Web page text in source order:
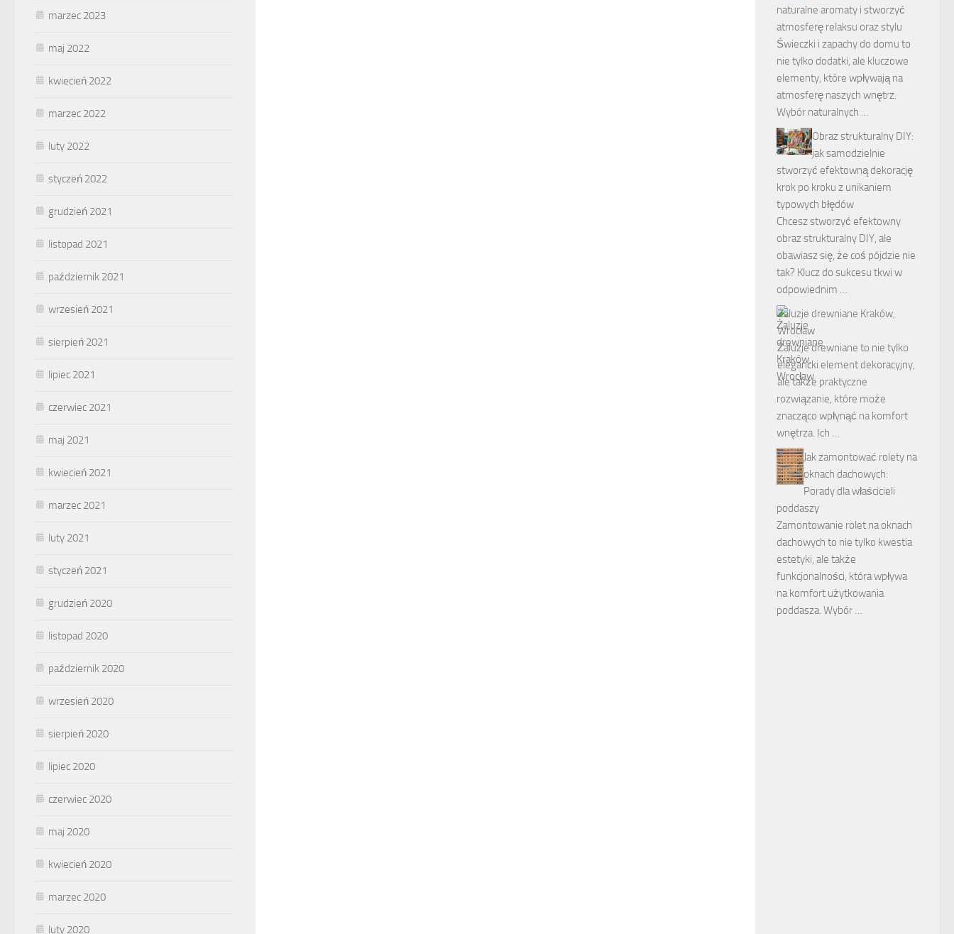
marzec 2023
maj 2022
kwiecień 2022
marzec 2022
luty 2022
styczeń 2022
grudzień 2021
listopad 2021
październik 2021
wrzesień 2021
sierpień 2021
lipiec 2021
czerwiec 2021
maj 2021
kwiecień 2021
marzec 2021
luty 2021
styczeń 2021
grudzień 2020
listopad 2020
październik 2020
wrzesień 2020
sierpień 2020
lipiec 2020
czerwiec 2020
maj 2020
kwiecień 2020
marzec 2020
luty 2020
naturalne aromaty i stworzyć
atmosferę relaksu oraz stylu
Świeczki i zapachy do domu to
nie tylko dodatki, ale kluczowe
elementy, które wpływają na
atmosferę naszych wnętrz.
Wybór naturalnych …
Obraz strukturalny DIY:
jak samodzielnie
stworzyć efektowną dekorację
krok po kroku z unikaniem
typowych błędów
Chcesz stworzyć efektowny
obraz strukturalny DIY, ale
obawiasz się, że coś pójdzie nie
tak? Klucz do sukcesu tkwi w
odpowiednim …
Żaluzje drewniane Kraków,
Wrocław
Żaluzje drewniane to nie tylko
elegancki element dekoracyjny,
ale także praktyczne
rozwiązanie, które może
znacząco wpłynąć na komfort
wnętrza. Ich …
Jak zamontować rolety na
oknach dachowych:
Porady dla właścicieli
poddaszy
Zamontowanie rolet na oknach
dachowych to nie tylko kwestia
estetyki, ale także
funkcjonalności, która wpływa
na komfort użytkowania
poddasza. Wybór …